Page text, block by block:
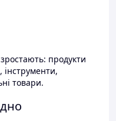
продукти
інструменти,
товари.